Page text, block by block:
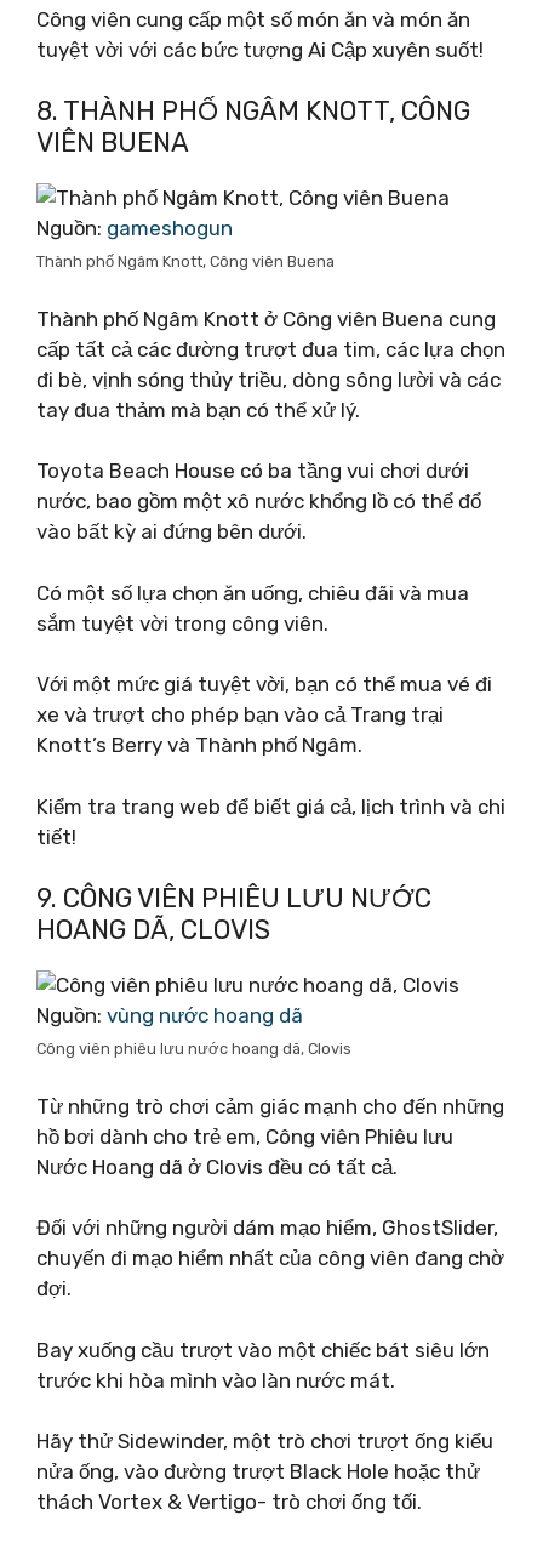
Công viên cung cấp một số món ăn và món ăn
tuyệt vời với các bức tượng Ai Cập xuyên suốt!
8. THÀNH PHỐ NGÂM KNOTT, CÔNG
VIÊN BUENA
Nguồn: gameshogun
Thành phố Ngâm Knott, Công viên Buena
Thành phố Ngâm Knott ở Công viên Buena cung
cấp tất cả các đường trượt đua tim, các lựa chọn
đi bè, vịnh sóng thủy triều, dòng sông lười và các
tay đua thảm mà bạn có thể xử lý.
Toyota Beach House có ba tầng vui chơi dưới
nước, bao gồm một xô nước khổng lồ có thể đổ
vào bất kỳ ai đứng bên dưới.
Có một số lựa chọn ăn uống, chiêu đãi và mua
sắm tuyệt vời trong công viên.
Với một mức giá tuyệt vời, bạn có thể mua vé đi
xe và trượt cho phép bạn vào cả Trang trại
Knott’s Berry và Thành phố Ngâm.
Kiểm tra trang web để biết giá cả, lịch trình và chi
tiết!
9. CÔNG VIÊN PHIÊU LƯU NƯỚC
HOANG DÃ, CLOVIS
Nguồn: vùng nước hoang dã
Công viên phiêu lưu nước hoang dã, Clovis
Từ những trò chơi cảm giác mạnh cho đến những
hồ bơi dành cho trẻ em, Công viên Phiêu lưu
Nước Hoang dã ở Clovis đều có tất cả.
Đối với những người dám mạo hiểm, GhostSlider,
chuyến đi mạo hiểm nhất của công viên đang chờ
đợi.
Bay xuống cầu trượt vào một chiếc bát siêu lớn
trước khi hòa mình vào làn nước mát.
Hãy thử Sidewinder, một trò chơi trượt ống kiểu
nửa ống, vào đường trượt Black Hole hoặc thử
thách Vortex & Vertigo- trò chơi ống tối.